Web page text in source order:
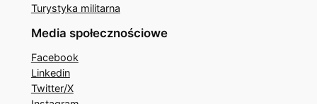
Turystyka militarna
Media społecznościowe
Facebook
Linkedin
Twitter/X